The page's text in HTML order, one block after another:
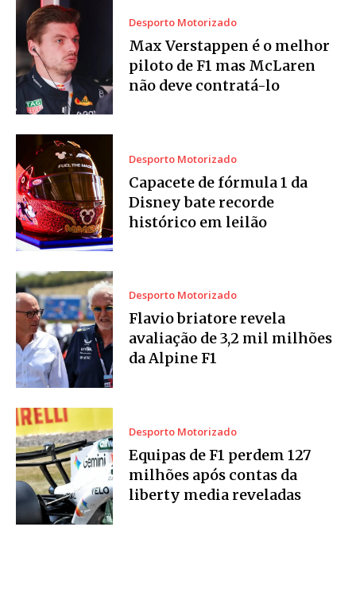
Desporto Motorizado
Max Verstappen é o melhor
piloto de F1 mas McLaren
não deve contratá-lo
Desporto Motorizado
Capacete de fórmula 1 da
Disney bate recorde
histórico em leilão
Desporto Motorizado
Flavio briatore revela
avaliação de 3,2 mil milhões
da Alpine F1
Desporto Motorizado
Equipas de F1 perdem 127
milhões após contas da
liberty media reveladas